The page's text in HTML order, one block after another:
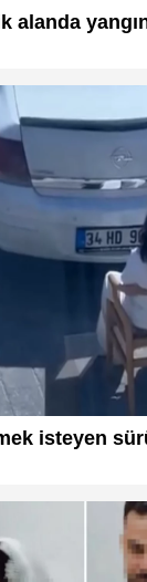
alanda
isteyen